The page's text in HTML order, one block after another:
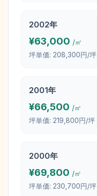
2002年
¥63,000 /㎡
坪単価: 208,300円/坪
2001年
¥66,500 /㎡
坪単価: 219,800円/坪
2000年
¥69,800 /㎡
坪単価: 230,700円/坪